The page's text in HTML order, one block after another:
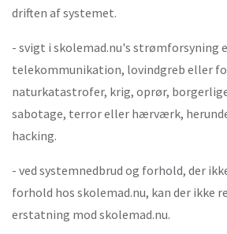
driften af systemet.
- svigt i skolemad.nu's strømforsyning
telekommunikation, lovindgreb eller
naturkatastrofer, krig, oprør,
sabotage, terror eller hærværk,
hacking.
- ved systemnedbrud og forhold, der
forhold hos skolemad.nu, kan der ikke
erstatning mod skolemad.nu.